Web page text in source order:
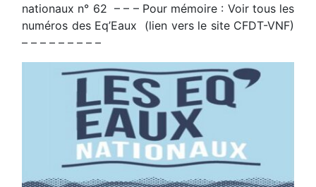
nationaux n° 62 – – – Pour mémoire : Voir tous les
numéros des Eq’Eaux (lien vers le site CFDT-VNF)
– – – – – – – – –